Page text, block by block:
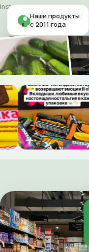
Instagram
Наши продукты
с 2011 года